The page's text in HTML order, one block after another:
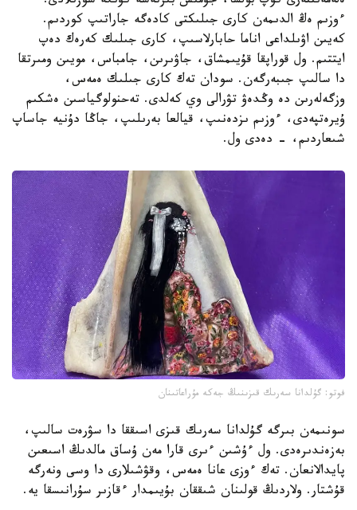
ءوزىم ەڭ الدىمەن كارى جىلىكتى كادەگە جاراتىپ كوردىم.
كەيىن اۋىلداعى اناما حابارلاسىپ، كارى جىلىك كەرەك دەپ
ايتتىم. ول قوراپقا قۇيىمشاق، جاۋىرىن، جامباس، مويىن ومىرتقا
دا سالىپ جىبەرگەن. سودان تەك كارى جىلىك ەمەس،
وزگەلەرىن دە وڭدەۋ تۋرالى وي كەلدى. تەحنولوگياسىن ەشكىم
ۇيرەتپەدى، ءوزىم ىزدەنىپ، قيالعا بەرىلىپ، جاڭا دۇنيە جاساپ
شىعاردىم، - دەدى ول.
فوتو: گۇلدانا سەرىك قىزىنىڭ جەكە مۇراعاتىنان
سونىمەن بىرگە گۇلدانا سەرىك قىزى اسىققا دا سۋرەت سالىپ،
بەزەندىرەدى. ول ءۇشىن ءىرى قارا مەن ۇساق مالدىڭ اسىعىن
پايدالانعان. تەك ءوزى عانا ەمەس، وقۋشىلارى دا وسى ونەرگە
قۇشتار. ولاردىڭ قولىنان شىققان بۇيىمدار ءقازىر سۇرانىسقا يە.